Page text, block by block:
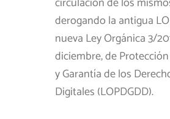
derogando la antigua
nueva Ley Orgánica 3/
diciembre, de
y Garantía de los
Digitales (LOPDGDD).